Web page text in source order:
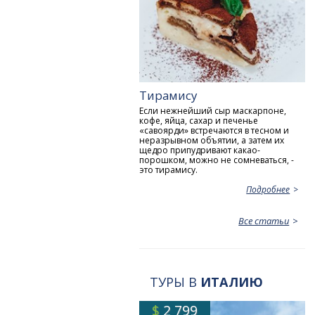
Тирамису
Если нежнейший сыр маскарпоне,
кофе, яйца, сахар и печенье
«савоярди» встречаются в тесном и
неразрывном объятии, а затем их
щедро припудривают какао-
порошком, можно не сомневаться, -
это тирамису.
Подробнее
Все статьи
ТУРЫ В ИТАЛИЮ
$ 2 799